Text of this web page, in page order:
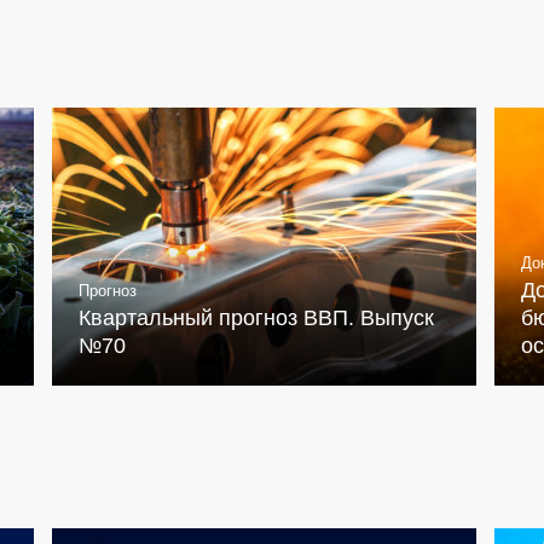
Прогноз
Квартальный прогноз ВВП. Выпуск
№70